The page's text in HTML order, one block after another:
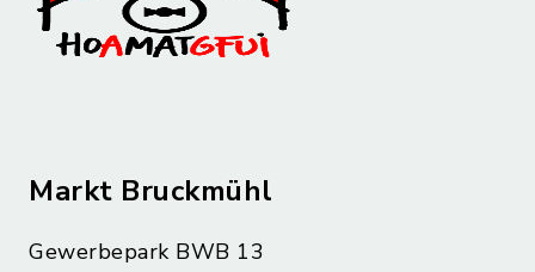
Markt Bruckmühl
Gewerbepark BWB 13